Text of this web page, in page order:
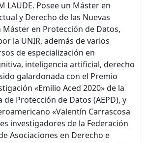
LAUDE. Posee un Máster en
y Derecho de las Nuevas
Máster en Protección de Datos,
la UNIR, además de varios
de especialización en
inteligencia artificial, derecho
galardonada con el Premio
«Emilio Aced 2020» de la
de Protección de Datos (AEPD), y
«Valentín Carrascosa
investigadores de la Federación
Asociaciones en Derecho e